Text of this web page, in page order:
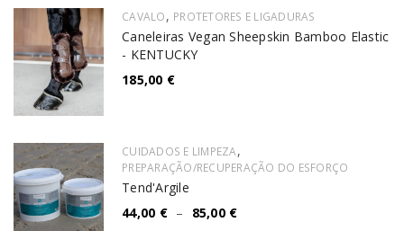
CAVALO, PROTETORES E LIGADURAS
Caneleiras Vegan Sheepskin Bamboo Elastic
- KENTUCKY
185,00 €
CUIDADOS E LIMPEZA,
PREPARAÇÃO/RECUPERAÇÃO DO ESFORÇO
Tend'Argile
44,00 € – 85,00 €